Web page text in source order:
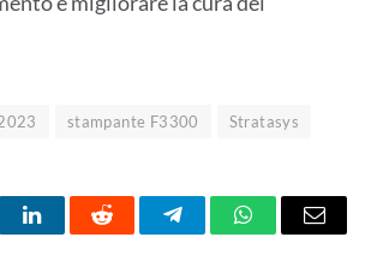
stampante F3300 Stratasys
LinkedInReddit TelegramWhatsAppEmail